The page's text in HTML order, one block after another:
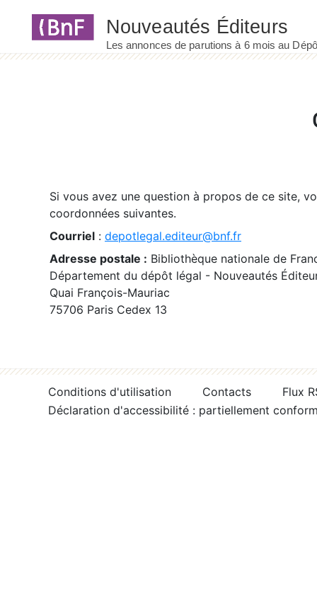
Si vous avez une question à propos de ce site,
coordonnées suivantes.
Courriel : depotlegal.editeur@bnf.fr
Adresse postale : Bibliothèque nationale de
Département du dépôt légal - Nouveautés
Quai François-Mauriac
75706 Paris Cedex 13
Conditions d'utilisation Contacts
Flux
Déclaration d'accessibilité : partiellement